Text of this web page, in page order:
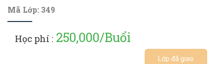
Mã Lớp: 349
Học phí : 250,000/Buổi
Lớp đã giao